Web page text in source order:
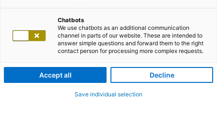
Chatbots
We use chatbots as an additional communication
channel in parts of our website. These are intended to
answer simple questions and forward them to the right
contact person for processing more complex requests.
Accept all Decline
Save individual selection